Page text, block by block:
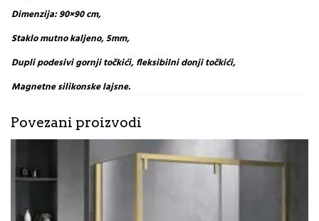
Dimenzija: 90×90 cm,
Staklo mutno kaljeno, 5mm,
Dupli podesivi gornji točkići, fleksibilni donji točkići,
Magnetne silikonske lajsne.
Povezani proizvodi